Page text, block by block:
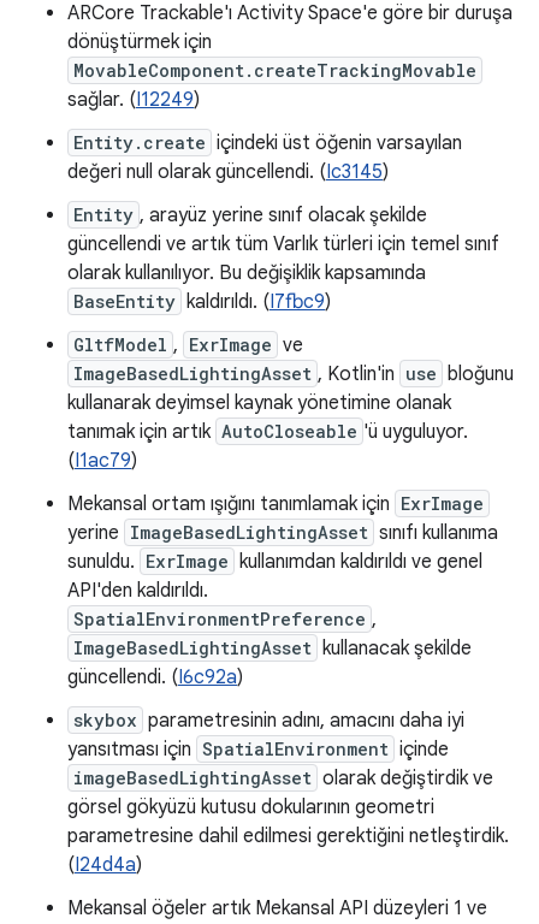
ARCore Trackable'ı Activity Space'e göre bir duruşa
dönüştürmek için
MovableComponent.createTrackingMovable
sağlar. (I12249)
Entity.create içindeki üst öğenin varsayılan
değeri null olarak güncellendi. (Ic3145)
Entity , arayüz yerine sınıf olacak şekilde
güncellendi ve artık tüm Varlık türleri için temel sınıf
olarak kullanılıyor. Bu değişiklik kapsamında
BaseEntity kaldırıldı. (I7fbc9)
GltfModel , ExrImage ve
ImageBasedLightingAsset , Kotlin'in use bloğunu
kullanarak deyimsel kaynak yönetimine olanak
tanımak için artık AutoCloseable 'ü uyguluyor.
(I1ac79)
Mekansal ortam ışığını tanımlamak için ExrImage
yerine ImageBasedLightingAsset sınıfı kullanıma
sunuldu. ExrImage kullanımdan kaldırıldı ve genel
API'den kaldırıldı.
SpatialEnvironmentPreference ,
ImageBasedLightingAsset kullanacak şekilde
güncellendi. (I6c92a)
skybox parametresinin adını, amacını daha iyi
yansıtması için SpatialEnvironment içinde
imageBasedLightingAsset olarak değiştirdik ve
görsel gökyüzü kutusu dokularının geometri
parametresine dahil edilmesi gerektiğini netleştirdik.
(I24d4a)
Mekansal öğeler artık Mekansal API düzeyleri 1 ve